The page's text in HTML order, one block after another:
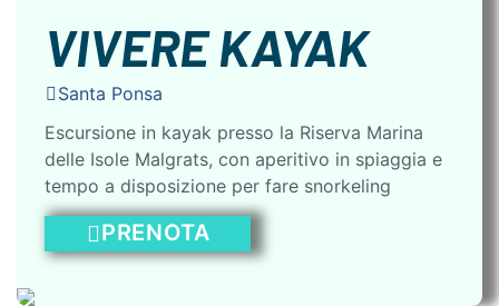
VIVERE KAYAK
Santa Ponsa
Escursione in kayak presso la Riserva Marina
delle Isole Malgrats, con aperitivo in spiaggia e
tempo a disposizione per fare snorkeling
PRENOTA